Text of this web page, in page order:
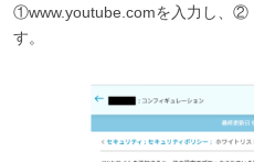
①www.youtube.comを入力し、②
す。